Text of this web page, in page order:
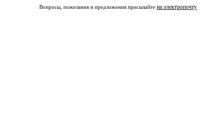
Вопросы, пожелания и предложения присылайте на электропочту